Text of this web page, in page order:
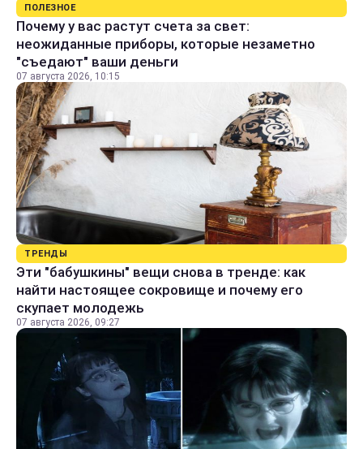
ПОЛЕЗНОЕ
Почему у вас растут счета за свет:
неожиданные приборы, которые незаметно
"съедают" ваши деньги
07 августа 2026, 10:15
ТРЕНДЫ
Эти "бабушкины" вещи снова в тренде: как
найти настоящее сокровище и почему его
скупает молодежь
07 августа 2026, 09:27